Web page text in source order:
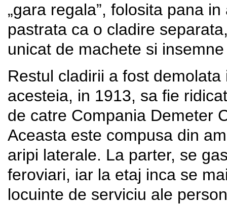
„gara regala”, folosita pana
pastrata ca o cladire
unicat de machete si
Restul cladirii a fost
acesteia, in 1913, sa fie
de catre Compania Demeter
Aceasta este compusa din
aripi laterale. La parter, se
feroviari, iar la etaj inca se
locuinte de serviciu ale